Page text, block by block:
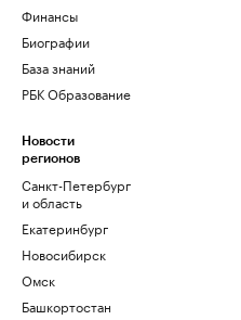
Финансы
Биографии
База знаний
РБК Образование
Новости
регионов
Санкт-Петербург
и область
Екатеринбург
Новосибирск
Омск
Башкортостан